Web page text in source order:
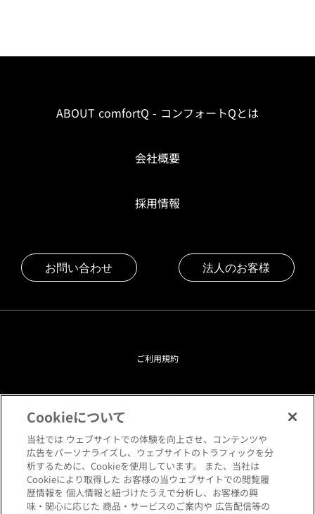
ABOUT comfortQ - コンフォートQとは
会社概要
採用情報
お問い合わせ 法人のお客様
ご利用規約
プライバシーポリシー
クッキーポリシー
閲覧環境について
Cookieについて
当社では ウェブサイトでの体験を向上させ、コンテンツや
広告をパーソナライズし、ウェブサイトのトラフィックを分
析するために、Cookieを使用しています。 また、当社は
Cookieにより取得した お客様の当ウェブサイトでの閲覧履
歴情報を 個人情報と紐づけたうえで分析し、お客様の興
味・関心に応じた 商品・サービスのご案内や 広告配信等の